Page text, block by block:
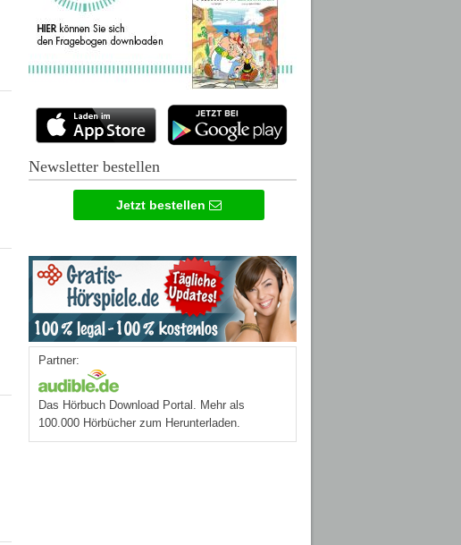
Newsletter bestellen
Jetzt bestellen
Partner:
Das Hörbuch Download Portal. Mehr als
100.000 Hörbücher zum Herunterladen.